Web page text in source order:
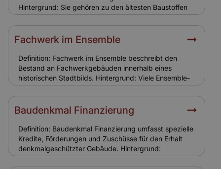
Hintergrund: Sie gehören zu den ältesten Baustoffen
und sind in vielen Ensemble-Gebäuden verbaut.
Tonziegel sind robust, aber witterungsanfällig und
benötigen regelmäßige Wartung. Relevanz für
Tonziegeln sind in der Gebäudeversicherung
enthalten. Eine realistische Versicherungssumme ist
entscheidend.
Fachwerk im Ensemble
Definition: Fachwerk im Ensemble beschreibt den
Bestand an Fachwerkgebäuden innerhalb eines
historischen Stadtbilds. Hintergrund: Viele Ensemble-
Gebiete bestehen aus Fachwerkhäusern. Ihr Erhalt ist
für das Gesamtbild entscheidend, weshalb
Sanierungen nur nach strengen Vorgaben möglich
sind. Relevanz für Versicherung: Die Bauweise
erfordert spezielle Versicherungslösungen, da
Fachwerk anfälliger für Feuchtigkeit und
Schädlingsbefall ist.
Baudenkmal Finanzierung
Definition: Baudenkmal Finanzierung umfasst spezielle
Kredite, Förderungen und Zuschüsse für den Erhalt
denkmalgeschützter Gebäude. Hintergrund:
Sanierungen von Ensemble- und Baudenkmälern sind